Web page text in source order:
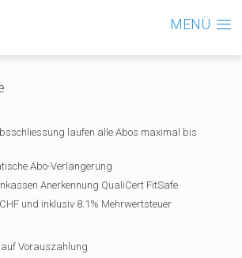
MENÜ
laufen alle Abos maximal bis
Abo-Verlängerung
Anerkennung QualiCert FitSafe
und inklusiv 8.1% Mehrwertsteuer
Vorauszahlung